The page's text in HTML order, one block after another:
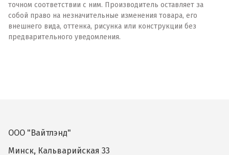
точном соответствии с ним. Производитель оставляет за
собой право на незначительные изменения товара, его
внешнего вида, оттенка, рисунка или конструкции без
предварительного уведомления.
ООО "Вайтлэнд"
Минск, Кальварийская 33